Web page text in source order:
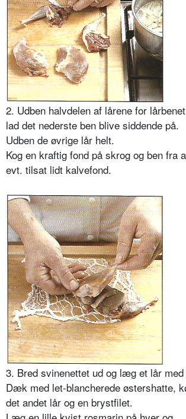
2. Udben halvdelen af lårene for
lad det nederste ben blive siddende på.
Udben de øvrige lår helt.
Kog en kraftig fond på skrog og ben fra
evt. tilsat lidt kalvefond.
3. Bred svinenettet ud og læg et lår
Dæk med let-blancherede østershatte,
det andet lår og en brystfilet.